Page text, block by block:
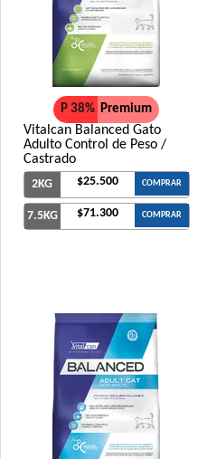
P 38% Premium
Vitalcan Balanced Gato
Adulto Control de Peso /
Castrado
2KG $25.500 COMPRAR
7.5KG $71.300 COMPRAR